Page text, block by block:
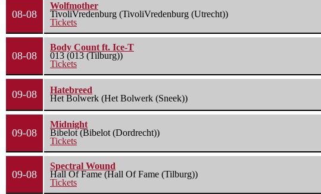
08-08
Wolfmother
TivoliVredenburg (TivoliVredenburg (Utrecht))
Tickets
08-08
Body Count ft. Ice-T
013 (013 (Tilburg))
Tickets
09-08
Hatebreed
Het Bolwerk (Het Bolwerk (Sneek))
09-08
Midnight
Bibelot (Bibelot (Dordrecht))
Tickets
09-08
Spectral Wound
Hall Of Fame (Hall Of Fame (Tilburg))
Tickets